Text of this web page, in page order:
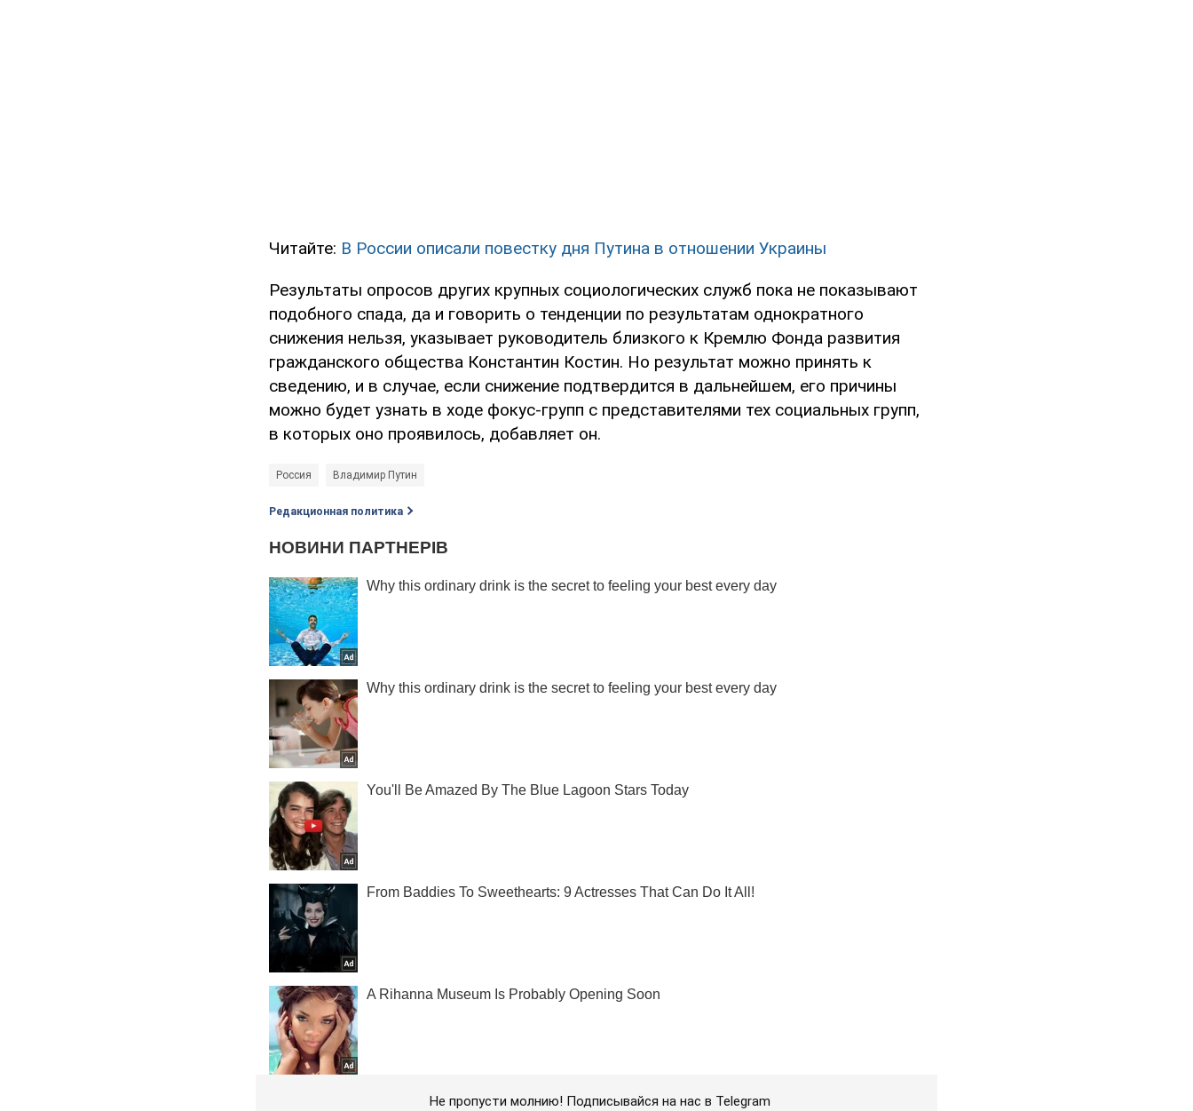
Читайте: В России описали повестку дня Путина в отношении Украины
Результаты опросов других крупных социологических служб пока не показывают
подобного спада, да и говорить о тенденции по результатам однократного
снижения нельзя, указывает руководитель близкого к Кремлю Фонда развития
гражданского общества Константин Костин. Но результат можно принять к
сведению, и в случае, если снижение подтвердится в дальнейшем, его причины
можно будет узнать в ходе фокус-групп с представителями тех социальных групп,
в которых оно проявилось, добавляет он.
Россия Владимир Путин
Редакционная политика
Не пропусти молнию! Подписывайся на нас в Telegram